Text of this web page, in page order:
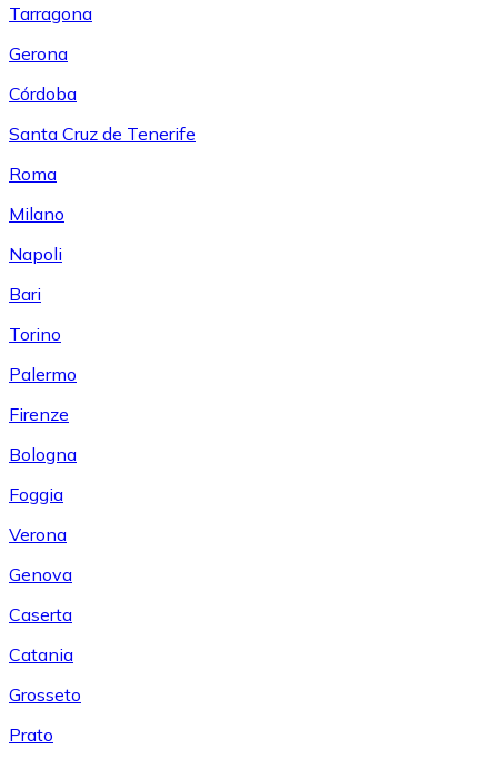
Tarragona
Gerona
Córdoba
Santa Cruz de Tenerife
Roma
Milano
Napoli
Bari
Torino
Palermo
Firenze
Bologna
Foggia
Verona
Genova
Caserta
Catania
Grosseto
Prato